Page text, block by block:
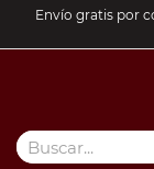
Envío gratis por